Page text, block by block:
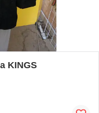
KINGS